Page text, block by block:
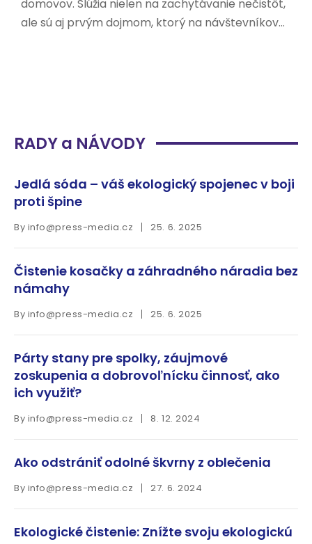
domovov. Slúžia nielen na zachytávanie nečistôt,
ale sú aj prvým dojmom, ktorý na návštevníkov
RADY a NÁVODY
Jedlá sóda – váš ekologický spojenec v boji
proti špine
By info@press-media.cz 25. 6. 2025
Čistenie kosačky a záhradného náradia bez
námahy
By info@press-media.cz 25. 6. 2025
Párty stany pre spolky, záujmové
zoskupenia a dobrovoľnícku činnosť, ako
ich využiť?
By info@press-media.cz 8. 12. 2024
Ako odstrániť odolné škvrny z oblečenia
By info@press-media.cz 27. 6. 2024
Ekologické čistenie: Znížte svoju ekologickú